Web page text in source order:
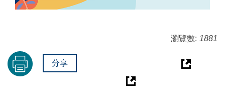
瀏覽數: 1881
分享